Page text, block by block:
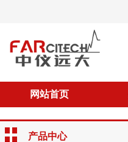
网站首页
产品中心